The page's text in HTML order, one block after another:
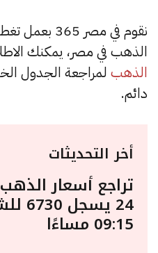
نقوم في مصر
الذهب في مصر، يمكنك
الذهب لمراجعة الجدول
دائم.
أخر التحديثات
تراجع أسعار
24
09:15 مساءًا